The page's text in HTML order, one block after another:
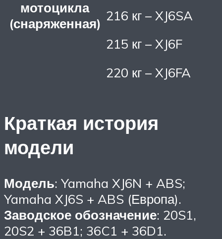
мотоцикла
(снаряженная)
216 кг – XJ6SA
215 кг – XJ6F
220 кг – XJ6FA
Краткая история
модели
Модель: Yamaha XJ6N + ABS;
Yamaha XJ6S + ABS (Европа).
Заводское обозначение: 20S1,
20S2 + 36B1; 36C1 + 36D1.